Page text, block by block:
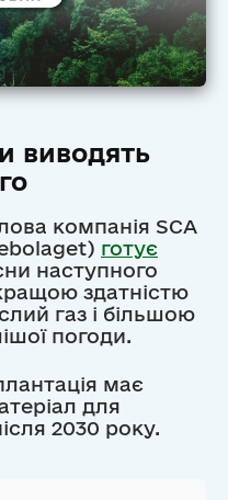
виводять
компанія SCA
готує
наступного
здатністю
газ і більшою
погоди.
має
для
2030 року.